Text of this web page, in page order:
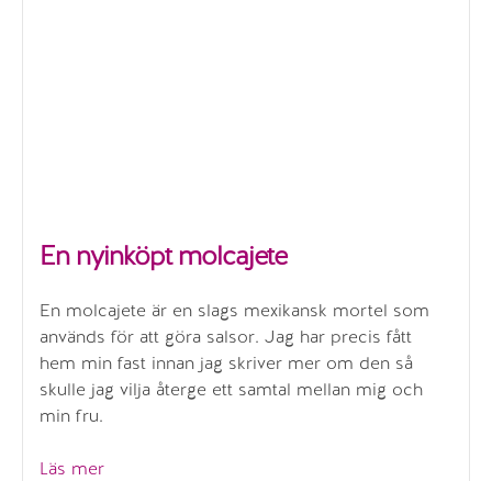
En nyinköpt molcajete
En molcajete är en slags mexikansk mortel som
används för att göra salsor. Jag har precis fått
hem min fast innan jag skriver mer om den så
skulle jag vilja återge ett samtal mellan mig och
min fru.
Läs mer”En